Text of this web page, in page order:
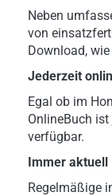
Neben
von
Download,
Jederzeit
Egal ob im
OnlineBuch
verfügbar.
Immer aktuell
Regelmäßige